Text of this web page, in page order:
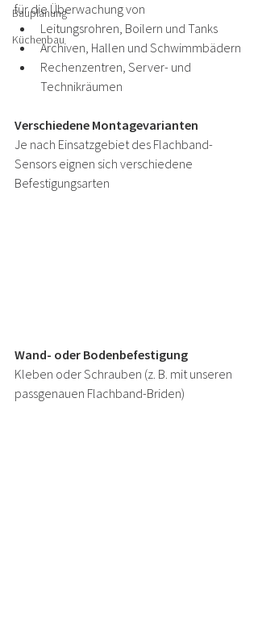
Bauplanung
Küchenbau
für die Überwachung von
Leitungsrohren, Boilern und Tanks
Archiven, Hallen und Schwimmbädern
Rechenzentren, Server- und
Technikräumen
Verschiedene Montagevarianten
Je nach Einsatzgebiet des Flachband-
Sensors eignen sich verschiedene
Befestigungsarten
Wand- oder Bodenbefestigung
Kleben oder Schrauben (z. B. mit unseren
passgenauen Flachband-Briden)